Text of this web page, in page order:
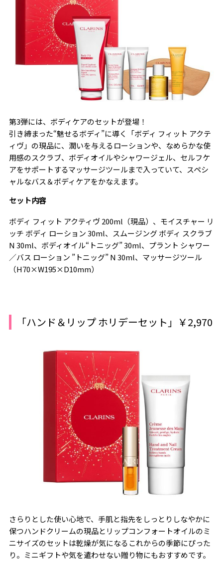
第3弾には、ボディケアのセットが登場！
引き締まった“魅せるボディ”に導く「ボディ フィット アクテ
ィヴ」の現品に、潤いを与えるローションや、なめらかな使
用感のスクラブ、ボディオイルやシャワージェル、セルフケ
アをサポートするマッサージツールまで入っていて、スペシ
ャルなバス＆ボディケアをかなえます。
セット内容
ボディ フィット アクティヴ 200ml（現品）、モイスチャー リ
ッチ ボディ ローション 30ml、スムージング ボディ スクラブ
N 30ml、ボディオイル“トニッグ” 30ml、プラント シャワー
／バス ローション ”トニッグ” N 30ml、マッサージツール
（H70×W195×D10mm）
「ハンド＆リップ ホリデーセット」￥2,970
さらりとした使い心地で、手肌と指先をしっとりしなやかに
保つハンドクリームの現品とリップコンフォートオイルのミ
ニサイズのセットは乾燥が気になるこれからの季節にぴった
り。ミニギフトや気を遣わせない贈り物にもおすすめです。